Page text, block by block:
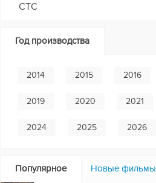
СТС
Год производства
2014 2015 2016
2019 2020 2021
2024 2025 2026
Популярное Новые фильмы